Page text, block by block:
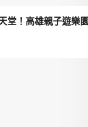
堂！高雄親子遊樂